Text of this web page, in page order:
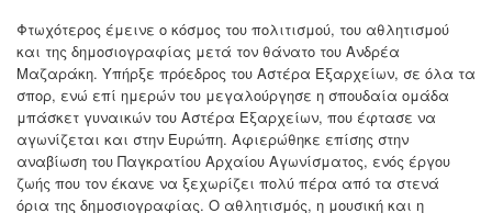
Φτωχότερος έμεινε ο κόσμος του πολιτισμού, του αθλητισμού
και της δημοσιογραφίας μετά τον θάνατο του Ανδρέα
Μαζαράκη. Υπήρξε πρόεδρος του Αστέρα Εξαρχείων, σε όλα τα
σπορ, ενώ επί ημερών του μεγαλούργησε η σπουδαία ομάδα
μπάσκετ γυναικών του Αστέρα Εξαρχείων, που έφτασε να
αγωνίζεται και στην Ευρώπη. Αφιερώθηκε επίσης στην
αναβίωση του Παγκρατίου Αρχαίου Αγωνίσματος, ενός έργου
ζωής που τον έκανε να ξεχωρίζει πολύ πέρα από τα στενά
όρια της δημοσιογραφίας. Ο αθλητισμός, η μουσική και η